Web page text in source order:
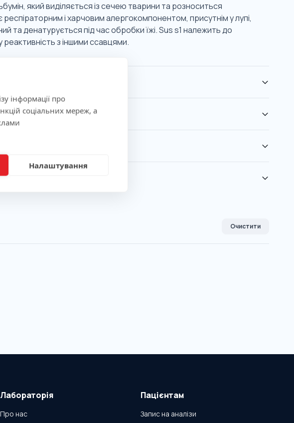
інформації про
соціальних мереж, а
Налаштування
який виділяється із сечею тварини та розноситься
респіраторним і харчовим алергокомпонентом, присутнім у лупі,
та денатурується під час обробки їжі. Sus s1 належить до
з іншими ссавцями.
Очистити
Лабораторія
Про нас
Пацієнтам
Запис на аналізи